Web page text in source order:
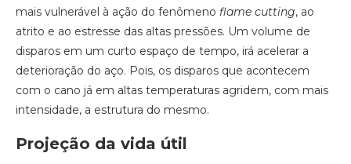
mais vulnerável à ação do fenômeno flame cutting, ao
atrito e ao estresse das altas pressões. Um volume de
disparos em um curto espaço de tempo, irá acelerar a
deterioração do aço. Pois, os disparos que acontecem
com o cano já em altas temperaturas agridem, com mais
intensidade, a estrutura do mesmo.
Projeção da vida útil